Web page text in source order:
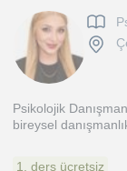
Psikolojik
bireysel
1. ders ücretsiz